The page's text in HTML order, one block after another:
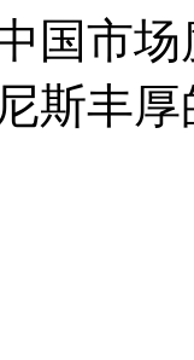
国市
斯丰